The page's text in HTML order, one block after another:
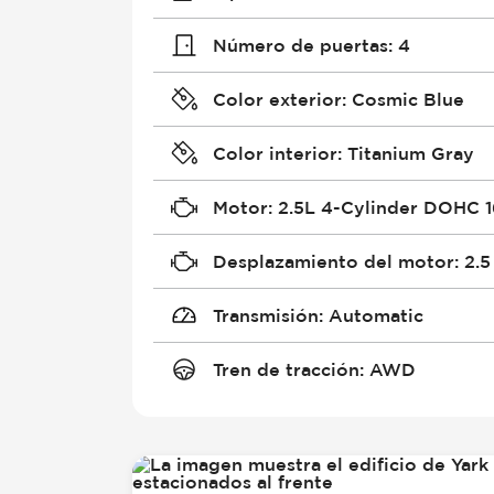
Número de puertas: 4
Color exterior: Cosmic Blue
Color interior: Titanium Gray
Motor: 2.5L 4-Cylinder DOHC
Desplazamiento del motor: 2.5
Transmisión: Automatic
Tren de tracción: AWD